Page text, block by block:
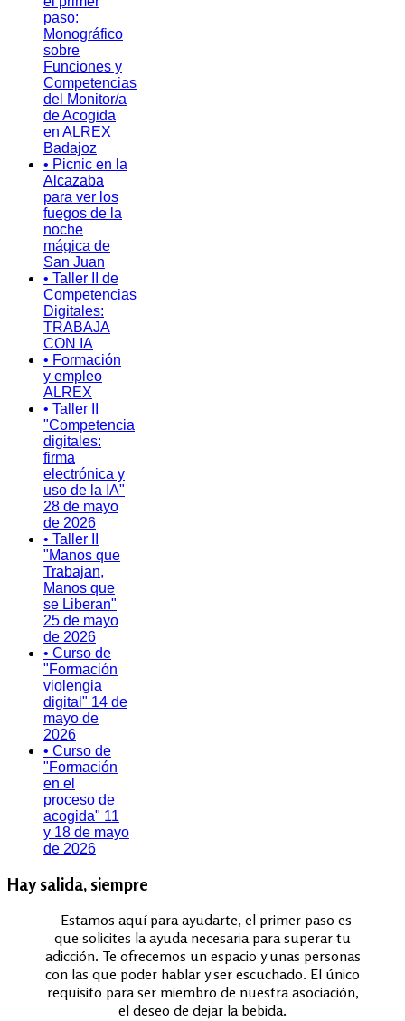
paso:
Monográfico
sobre
Funciones y
Competencias
del Monitor/a
de Acogida
en ALREX
Badajoz
• Picnic en la
Alcazaba
para ver los
fuegos de la
noche
mágica de
San Juan
• Taller II de
Competencias
Digitales:
TRABAJA
CON IA
• Formación
y empleo
ALREX
• Taller II
"Competencia
digitales:
firma
electrónica y
uso de la IA"
28 de mayo
de 2026
• Taller II
"Manos que
Trabajan,
Manos que
se Liberan"
25 de mayo
de 2026
• Curso de
"Formación
violengia
digital" 14 de
mayo de
2026
• Curso de
"Formación
en el
proceso de
acogida" 11
y 18 de mayo
de 2026
Hay salida, siempre
Estamos aquí para ayudarte, el primer paso es
que solicites la ayuda necesaria para superar tu
adicción. Te ofrecemos un espacio y unas personas
con las que poder hablar y ser escuchado. El único
requisito para ser miembro de nuestra asociación,
el deseo de dejar la bebida.